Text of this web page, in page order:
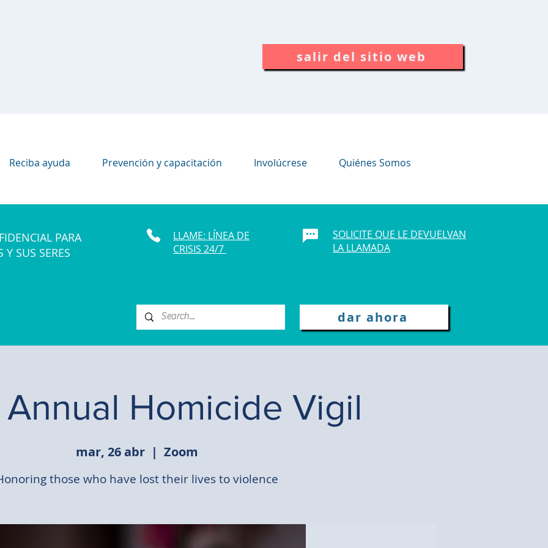
salir del sitio web
Reciba ayuda Prevención y capacitación Involúcrese Quiénes Somos
PARA
SUS SERES
LLAME: LÍNEA DE
CRISIS 24/7
SOLICITE QUE LE DEVUELVAN
LA LLAMADA
dar ahora
Homicide Vigil
mar, 26 abr
  |
Zoom
those who have lost their lives to violence